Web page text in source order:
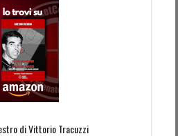
di Vittorio Tracuzzi